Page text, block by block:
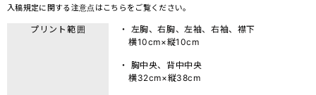
入稿規定に関する注意点は こちら をご覧ください。
プリント範囲
・ 左胸、右胸、左袖、右袖、襟下
横10cm×縦10cm
・ 胸中央、背中中央
横32cm×縦38cm